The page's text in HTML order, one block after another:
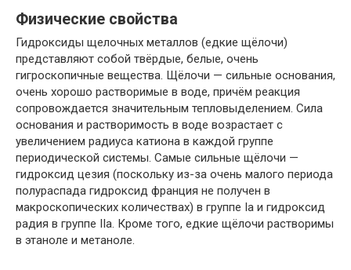
Физические свойства
Гидроксиды щелочных металлов (едкие щёлочи)
представляют собой твёрдые, белые, очень
гигроскопичные вещества. Щёлочи — сильные основания,
очень хорошо растворимые в воде, причём реакция
сопровождается значительным тепловыделением. Сила
основания и растворимость в воде возрастает с
увеличением радиуса катиона в каждой группе
периодической системы. Самые сильные щёлочи —
гидроксид цезия (поскольку из-за очень малого периода
полураспада гидроксид франция не получен в
макроскопических количествах) в группе Ia и гидроксид
радия в группе IIa. Кроме того, едкие щёлочи растворимы
в этаноле и метаноле.